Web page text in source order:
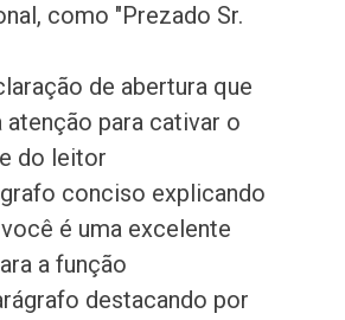
como "Prezado Sr.
de abertura que
atenção para cativar o
do leitor
conciso explicando
é uma excelente
a função
destacando por